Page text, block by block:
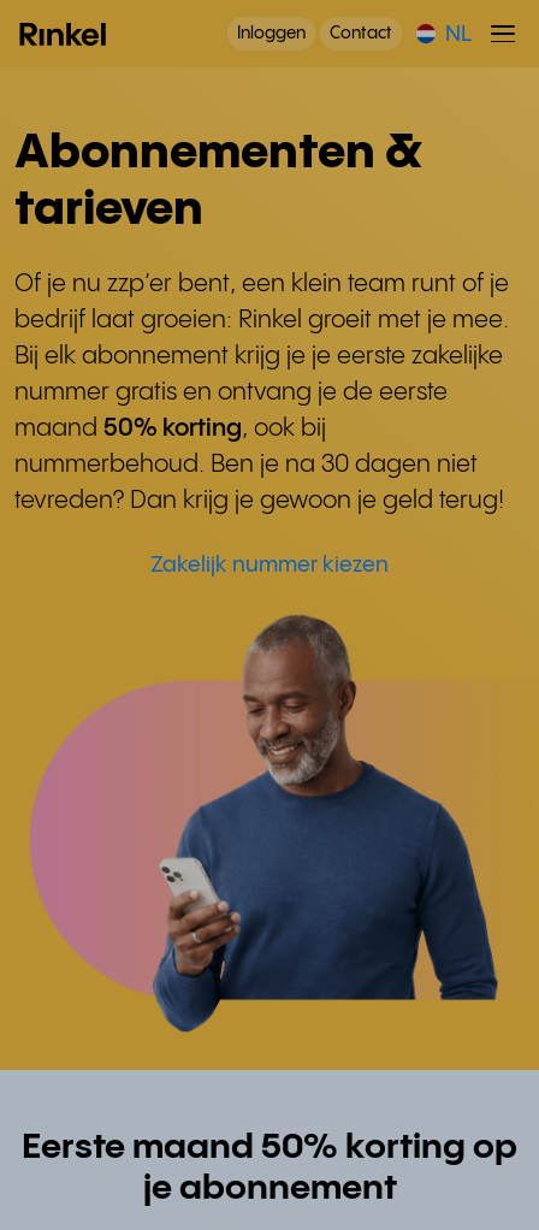
Inloggen Contact NL
Abonnementen &
tarieven
Of je nu zzp’er bent, een klein team runt of je
bedrijf laat groeien: Rinkel groeit met je mee.
Bij elk abonnement krijg je je eerste zakelijke
nummer gratis en ontvang je de eerste
maand 50% korting, ook bij
nummerbehoud. Ben je na 30 dagen niet
tevreden? Dan krijg je gewoon je geld terug!
Zakelijk nummer kiezen
Eerste maand 50% korting op
je abonnement